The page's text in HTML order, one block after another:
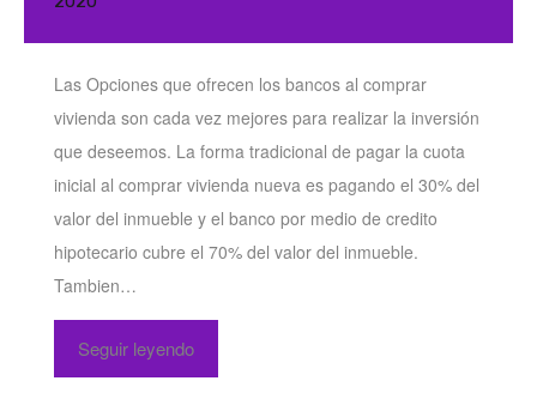
Las Opciones que ofrecen los bancos al comprar
vivienda son cada vez mejores para realizar la inversión
que deseemos. La forma tradicional de pagar la cuota
inicial al comprar vivienda nueva es pagando el 30% del
valor del inmueble y el banco por medio de credito
hipotecario cubre el 70% del valor del inmueble.
Tambien…
Seguir leyendo